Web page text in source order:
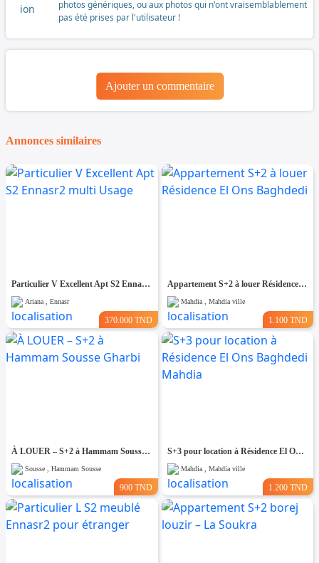
photos génériques, ou aux photos qui n'ont vraisemblablement
pas été prises par l'utilisateur !
Ajouter un commentaire
Annonces similaires
Particulier V Excellent Apt S2 Ennasr2 multi Usage
Ariana , Ennasr
370.000 TND
Appartement S+2 à louer Résidence El Ons Baghdedi
Mahdia , Mahdia ville
1.100 TND
À LOUER – S+2 à Hammam Sousse Gharbi
Sousse , Hammam Sousse
900 TND
S+3 pour location à Résidence El Ons Baghdedi Mahdia
Mahdia , Mahdia ville
1.200 TND